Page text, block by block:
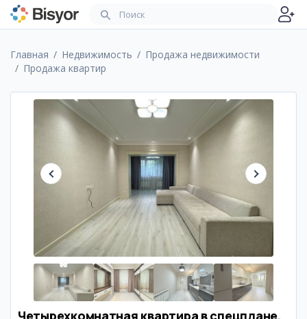
Главная Недвижимость
Продажа недвижимости
Продажа квартир
Четырехкомнатная квартира в спецплане,